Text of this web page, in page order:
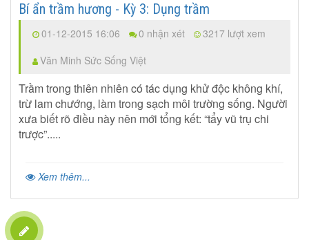
Bí ẩn trầm hương - Kỳ 3: Dụng trầm
01-12-2015 16:06 0 nhận xét
3217 lượt xem
Văn Minh Sức Sống Việt
Trầm trong thiên nhiên có tác dụng khử độc không khí,
trừ lam chướng, làm trong sạch môi trường sống. Người
xưa biết rõ điều này nên mới tổng kết: “tẩy vũ trụ chi
trược”.....
Xem thêm...